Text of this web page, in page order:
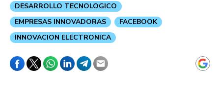
DESARROLLO TECNOLOGICO
EMPRESAS INNOVADORAS
FACEBOOK
INNOVACION ELECTRONICA